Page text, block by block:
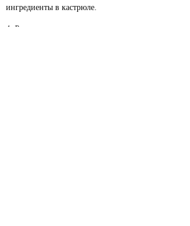
ингредиенты в кастрюле.
Разложите по тарелкам и посыпьте зеленым